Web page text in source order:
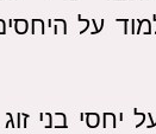
על
יחסי בני